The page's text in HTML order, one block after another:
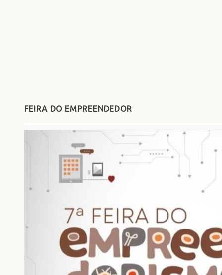
FEIRA DO EMPREENDEDOR